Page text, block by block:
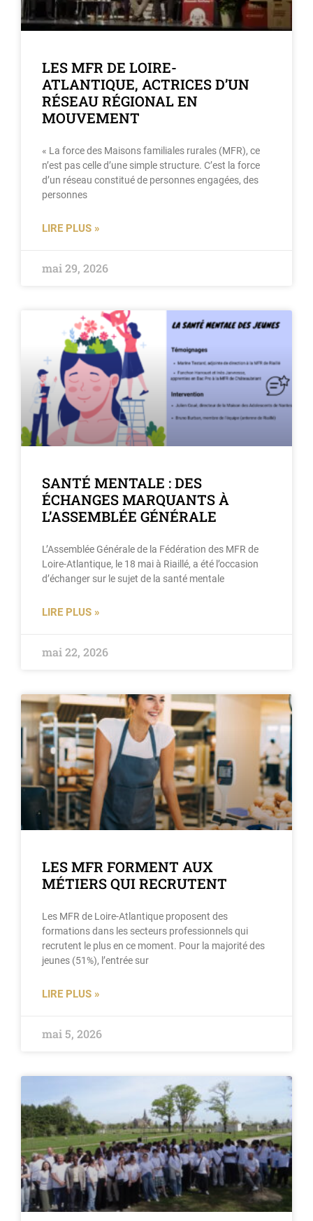
LES MFR DE LOIRE-
ATLANTIQUE, ACTRICES D’UN
RÉSEAU RÉGIONAL EN
MOUVEMENT
« La force des Maisons familiales rurales (MFR), ce
n’est pas celle d’une simple structure. C’est la force
d’un réseau constitué de personnes engagées, des
personnes
LIRE PLUS »
mai 29, 2026
SANTÉ MENTALE : DES
ÉCHANGES MARQUANTS À
L’ASSEMBLÉE GÉNÉRALE
L’Assemblée Générale de la Fédération des MFR de
Loire-Atlantique, le 18 mai à Riaillé, a été l’occasion
d’échanger sur le sujet de la santé mentale
LIRE PLUS »
mai 22, 2026
LES MFR FORMENT AUX
MÉTIERS QUI RECRUTENT
Les MFR de Loire-Atlantique proposent des
formations dans les secteurs professionnels qui
recrutent le plus en ce moment. Pour la majorité des
jeunes (51%), l’entrée sur
LIRE PLUS »
mai 5, 2026